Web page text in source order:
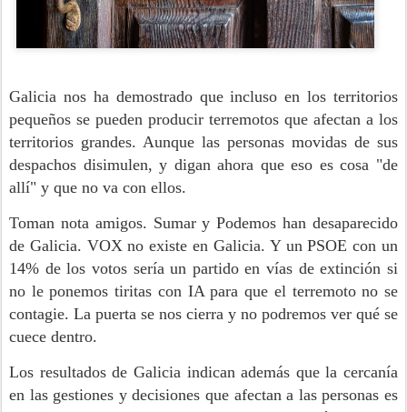
Galicia nos ha demostrado que incluso en los territorios
pequeños se pueden producir terremotos que afectan a los
territorios grandes. Aunque las personas movidas de sus
despachos disimulen, y digan ahora que eso es cosa "de
allí" y que no va con ellos.
Toman nota amigos. Sumar y Podemos han desaparecido
de Galicia. VOX no existe en Galicia. Y un PSOE con un
14% de los votos sería un partido en vías de extinción si
no le ponemos tiritas con IA para que el terremoto no se
contagie. La puerta se nos cierra y no podremos ver qué se
cuece dentro.
Los resultados de Galicia indican además que la cercanía
en las gestiones y decisiones que afectan a las personas es